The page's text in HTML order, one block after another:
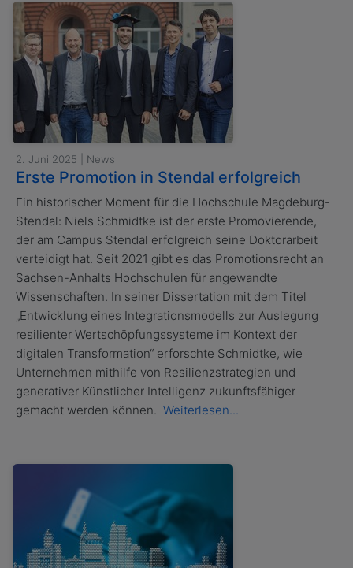
2. Juni 2025 | News
Erste Promotion in Stendal erfolgreich
Ein historischer Moment für die Hochschule Magdeburg-
Stendal: Niels Schmidtke ist der erste Promovierende,
der am Campus Stendal erfolgreich seine Doktorarbeit
verteidigt hat. Seit 2021 gibt es das Promotionsrecht an
Sachsen-Anhalts Hochschulen für angewandte
Wissenschaften. In seiner Dissertation mit dem Titel
„Entwicklung eines Integrationsmodells zur Auslegung
resilienter Wertschöpfungssysteme im Kontext der
digitalen Transformation“ erforschte Schmidtke, wie
Unternehmen mithilfe von Resilienzstrategien und
generativer Künstlicher Intelligenz zukunftsfähiger
gemacht werden können. Weiterlesen...